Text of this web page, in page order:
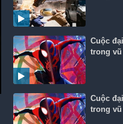
Cuộc
trong
Cuộc
trong